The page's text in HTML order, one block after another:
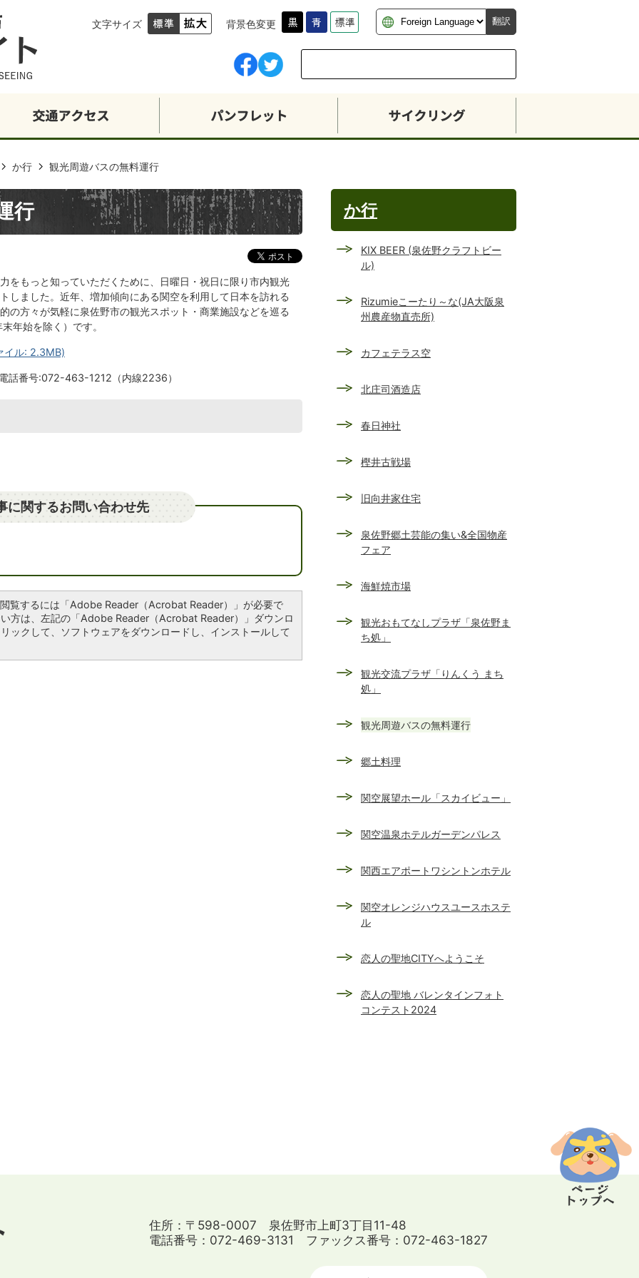
文字サイズ 背景色変更 翻訳
か行 観光周遊バスの無料運行
行
をもっと知っていただくために、日曜日・祝日に限り市内観光
しました。近年、増加傾向にある関空を利用して日本を訪れる
の方々が気軽に泉佐野市の観光スポット・商業施設などを巡る
末年始を除く）です。
イル: 2.3MB)
話番号:072-463-1212（内線2236）
に関するお問い合わせ先
覧するには「Adobe Reader（Acrobat Reader）」が必要で
方は、左記の「Adobe Reader（Acrobat Reader）」ダウンロ
ックして、ソフトウェアをダウンロードし、インストールして
か行
KIX BEER (泉佐野クラフトビー
ル)
Rizumieこーたり～な(JA大阪泉
州農産物直売所)
カフェテラス空
北庄司酒造店
春日神社
樫井古戦場
旧向井家住宅
泉佐野郷土芸能の集い&全国物産
フェア
海鮮焼市場
観光おもてなしプラザ「泉佐野ま
ち処」
観光交流プラザ「りんくう まち
処」
観光周遊バスの無料運行
郷土料理
関空展望ホール「スカイビュー」
関空温泉ホテルガーデンパレス
関西エアポートワシントンホテル
関空オレンジハウスユースホステ
ル
恋人の聖地CITYへようこそ
恋人の聖地 バレンタインフォト
コンテスト2024
住所：〒598-0007 泉佐野市上町3丁目11-48
電話番号：072-469-3131 ファックス番号：072-463-1827